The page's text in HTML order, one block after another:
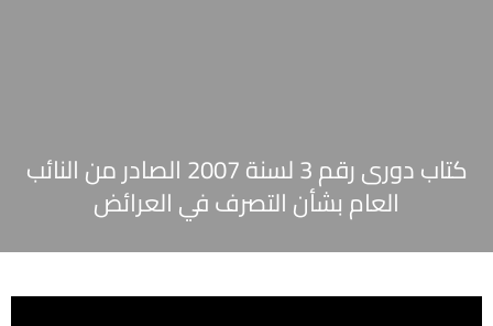
كتاب دورى رقم 3 لسنة 2007 الصادر من النائب
العام بشأن التصرف في العرائض